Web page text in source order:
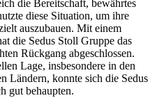
die Bereitschaft, bewährtes
diese Situation, um ihre
auszubauen. Mit einem
die Sedus Stoll Gruppe das
Rückgang abgeschlossen.
Lage, insbesondere in den
Ländern, konnte sich die Sedus
gut behaupten.